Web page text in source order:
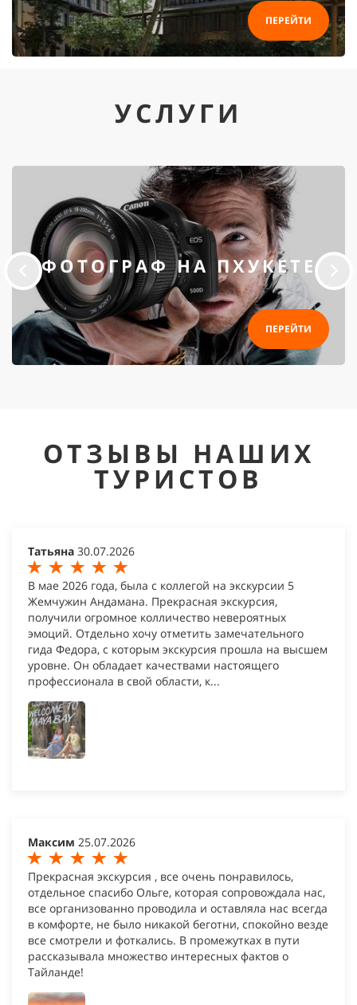
ПЕРЕЙТИ
УСЛУГИ
ФОТОГРАФ НА ПХУКЕТЕ
ПЕРЕЙТИ
ОТЗЫВЫ НАШИХ
ТУРИСТОВ
Татьяна 30.07.2026
В мае 2026 года, была с коллегой на экскурсии 5
Жемчужин Андамана. Прекрасная экскурсия,
получили огромное колличество невероятных
эмоций. Отдельно хочу отметить замечательного
гида Федора, с которым экскурсия прошла на высшем
уровне. Он обладает качествами настоящего
профессионала в свой области, к...
Максим 25.07.2026
Прекрасная экскурсия , все очень понравилось,
отдельное спасибо Ольге, которая сопровождала нас,
все организованно проводила и оставляла нас всегда
в комфорте, не было никакой беготни, спокойно везде
все смотрели и фоткались. В промежутках в пути
рассказывала множество интересных фактов о
Тайланде!